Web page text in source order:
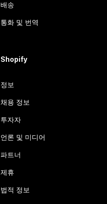
배송
통화 및 번역
Shopify
정보
채용 정보
투자자
언론 및 미디어
파트너
제휴
법적 정보